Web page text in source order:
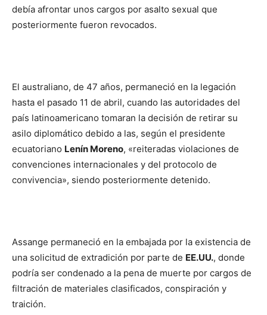
debía afrontar unos cargos por asalto sexual que
posteriormente fueron revocados.
El australiano, de 47 años, permaneció en la legación
hasta el pasado 11 de abril, cuando las autoridades del
país latinoamericano tomaran la decisión de retirar su
asilo diplomático debido a las, según el presidente
ecuatoriano Lenín Moreno, «reiteradas violaciones de
convenciones internacionales y del protocolo de
convivencia», siendo posteriormente detenido.
Assange permaneció en la embajada por la existencia de
una solicitud de extradición por parte de EE.UU., donde
podría ser condenado a la pena de muerte por cargos de
filtración de materiales clasificados, conspiración y
traición.